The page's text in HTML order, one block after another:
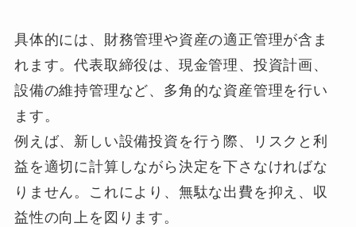
具体的には、財務管理や資産の適正管理が含ま
れます。代表取締役は、現金管理、投資計画、
設備の維持管理など、多角的な資産管理を行い
ます。
例えば、新しい設備投資を行う際、リスクと利
益を適切に計算しながら決定を下さなければな
りません。これにより、無駄な出費を抑え、収
益性の向上を図ります。